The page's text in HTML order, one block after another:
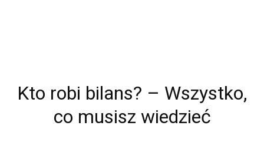
Kto robi bilans? – Wszystko,
co musisz wiedzieć